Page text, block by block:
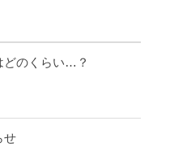
どのくらい…？
せ